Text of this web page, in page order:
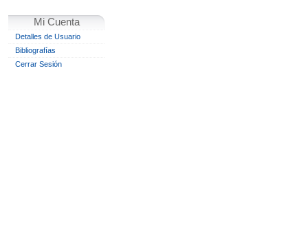
Mi Cuenta
Detalles de Usuario
Bibliografías
Cerrar Sesión